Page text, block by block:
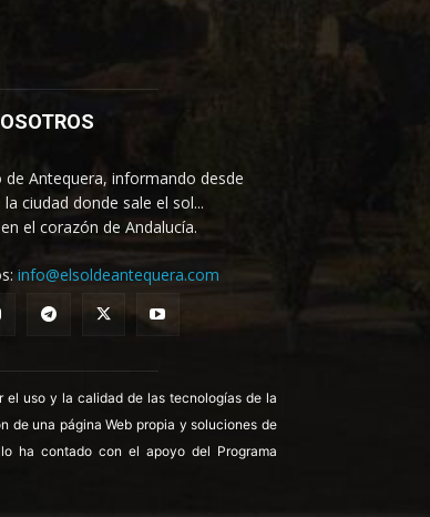
de Antequera, informando desde
la ciudad donde sale el sol...
el corazón de Andalucía.
info@elsoldeantequera.com
el uso y la calidad de las tecnologías de la
de una página Web propia y soluciones de
ha contado con el apoyo del Programa